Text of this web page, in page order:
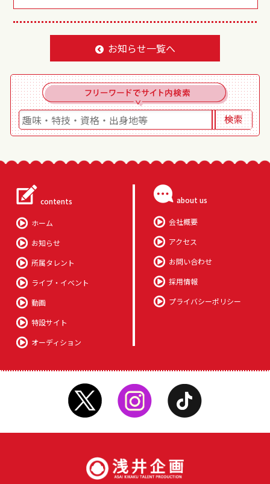
お知らせ一覧へ
contents
ホーム
お知らせ
所属タレント
ライブ・イベント
動画
特設サイト
オーディション
about us
会社概要
アクセス
お問い合わせ
採用情報
プライバシーポリシー